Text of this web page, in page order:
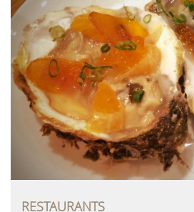
RESTAURANTS